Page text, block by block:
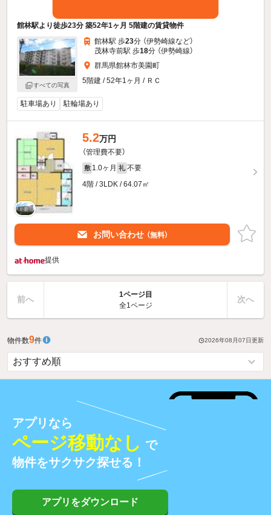
館林駅より徒歩23分 築52年1ヶ月 5階建の賃貸物件
すべての写真
館林駅 歩23分 （伊勢崎線など）
茂林寺前駅 歩18分 （伊勢崎線）
群馬県館林市美園町
5階建 / 52年1ヶ月 / ＲＣ
駐車場あり 駐輪場あり
5.2万円
（管理費不要）
敷 1.0ヶ月 礼 不要
4階 / 3LDK / 64.07㎡
お問い合わせ （無料）
提供
前へ
1ページ目
全1ページ
次へ
物件数9件 2026年08月07日更新
アプリなら
ページ移動なし で
物件をサクサク探せる！
アプリをダウンロード